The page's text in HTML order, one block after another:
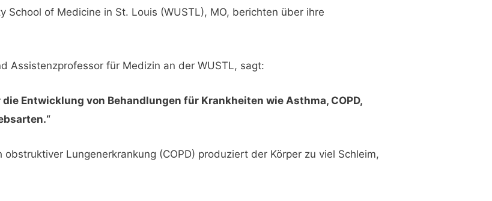
School of Medicine in St. Louis (WUSTL), MO, berichten über ihre
Assistenzprofessor für Medizin an der WUSTL, sagt:
Entwicklung von Behandlungen für Krankheiten wie Asthma, COPD,
Lungenerkrankung (COPD) produziert der Körper zu viel Schleim,